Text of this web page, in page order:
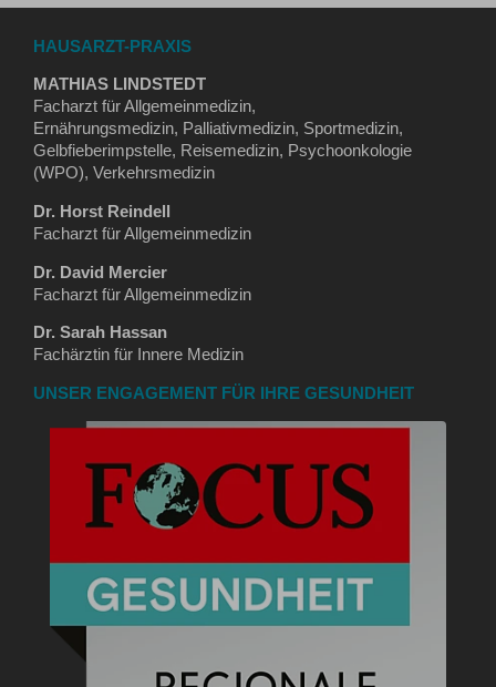
HAUSARZT-PRAXIS
MATHIAS LINDSTEDT
Facharzt für Allgemeinmedizin,
Ernährungsmedizin, Palliativmedizin, Sportmedizin,
Gelbfieberimpstelle, Reisemedizin, Psychoonkologie
(WPO), Verkehrsmedizin
Dr. Horst Reindell
Facharzt für Allgemeinmedizin
Dr. David Mercier
Facharzt für Allgemeinmedizin
Dr. Sarah Hassan
Fachärztin für Innere Medizin
UNSER ENGAGEMENT FÜR IHRE GESUNDHEIT